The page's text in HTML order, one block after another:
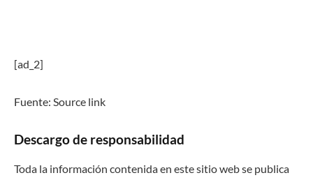
[ad_2]
Fuente: Source link
Descargo de responsabilidad
Toda la información contenida en este sitio web se publica